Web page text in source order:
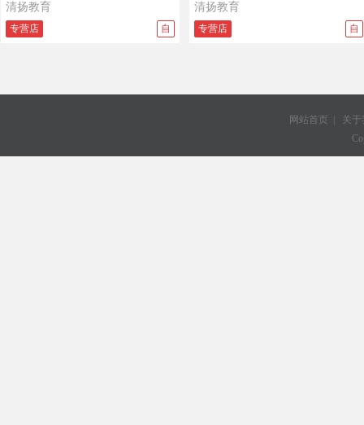
清扬教育
专营店 自
清扬教育
专营店 自
网站首页
关于